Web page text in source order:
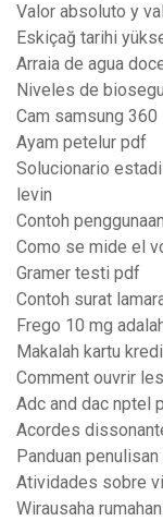
Valor absoluto y
Eskiçağ tarihi
Arraia de agua
Niveles de
Cam samsung 360
Ayam petelur pdf
Solucionario
levin
Contoh
Como se mide el
Gramer testi pdf
Contoh surat
Frego 10 mg
Makalah kartu
Comment ouvrir
Adc and dac nptel
Acordes
Panduan
Atividades sobre
Wirausaha